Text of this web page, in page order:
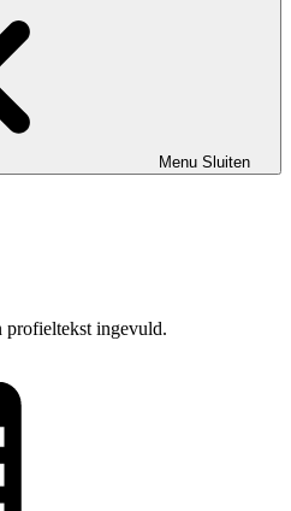
Menu Sluiten
profieltekst ingevuld.